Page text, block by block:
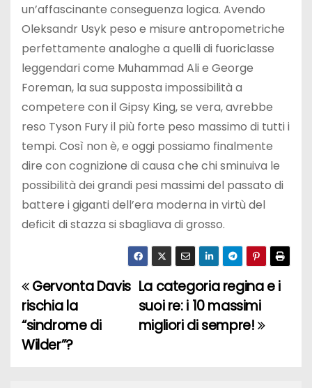
un’affascinante conseguenza logica. Avendo
Oleksandr Usyk peso e misure antropometriche
perfettamente analoghe a quelli di fuoriclasse
leggendari come Muhammad Ali e George
Foreman, la sua supposta impossibilità a
competere con il Gipsy King, se vera, avrebbe
reso Tyson Fury il più forte peso massimo di tutti i
tempi. Così non è, e oggi possiamo finalmente
dire con cognizione di causa che chi sminuiva le
possibilità dei grandi pesi massimi del passato di
battere i giganti dell’era moderna in virtù del
deficit di stazza si sbagliava di grosso.
N
a
v
La categoria regina e i
suoi re: i 10 massimi
migliori di sempre!
Gervonta Davis
rischia la
“sindrome di
Wilder”?